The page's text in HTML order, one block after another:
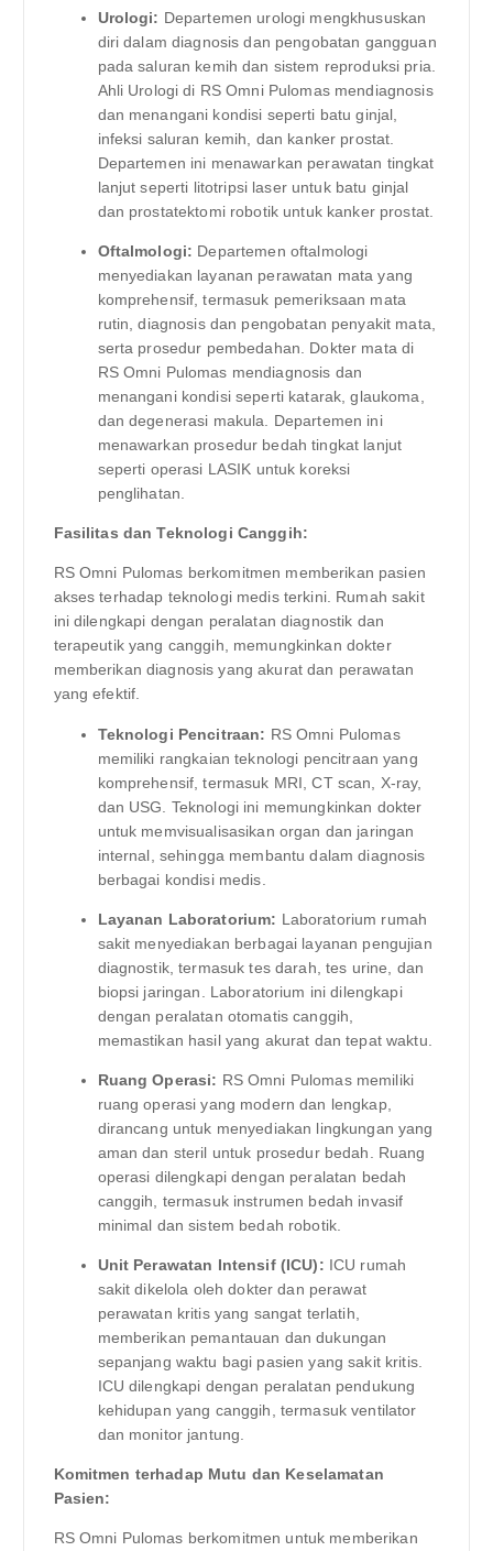
Urologi: Departemen urologi mengkhususkan
diri dalam diagnosis dan pengobatan gangguan
pada saluran kemih dan sistem reproduksi pria.
Ahli Urologi di RS Omni Pulomas mendiagnosis
dan menangani kondisi seperti batu ginjal,
infeksi saluran kemih, dan kanker prostat.
Departemen ini menawarkan perawatan tingkat
lanjut seperti litotripsi laser untuk batu ginjal
dan prostatektomi robotik untuk kanker prostat.
Oftalmologi: Departemen oftalmologi
menyediakan layanan perawatan mata yang
komprehensif, termasuk pemeriksaan mata
rutin, diagnosis dan pengobatan penyakit mata,
serta prosedur pembedahan. Dokter mata di
RS Omni Pulomas mendiagnosis dan
menangani kondisi seperti katarak, glaukoma,
dan degenerasi makula. Departemen ini
menawarkan prosedur bedah tingkat lanjut
seperti operasi LASIK untuk koreksi
penglihatan.
Fasilitas dan Teknologi Canggih:
RS Omni Pulomas berkomitmen memberikan pasien
akses terhadap teknologi medis terkini. Rumah sakit
ini dilengkapi dengan peralatan diagnostik dan
terapeutik yang canggih, memungkinkan dokter
memberikan diagnosis yang akurat dan perawatan
yang efektif.
Teknologi Pencitraan: RS Omni Pulomas
memiliki rangkaian teknologi pencitraan yang
komprehensif, termasuk MRI, CT scan, X-ray,
dan USG. Teknologi ini memungkinkan dokter
untuk memvisualisasikan organ dan jaringan
internal, sehingga membantu dalam diagnosis
berbagai kondisi medis.
Layanan Laboratorium: Laboratorium rumah
sakit menyediakan berbagai layanan pengujian
diagnostik, termasuk tes darah, tes urine, dan
biopsi jaringan. Laboratorium ini dilengkapi
dengan peralatan otomatis canggih,
memastikan hasil yang akurat dan tepat waktu.
Ruang Operasi: RS Omni Pulomas memiliki
ruang operasi yang modern dan lengkap,
dirancang untuk menyediakan lingkungan yang
aman dan steril untuk prosedur bedah. Ruang
operasi dilengkapi dengan peralatan bedah
canggih, termasuk instrumen bedah invasif
minimal dan sistem bedah robotik.
Unit Perawatan Intensif (ICU): ICU rumah
sakit dikelola oleh dokter dan perawat
perawatan kritis yang sangat terlatih,
memberikan pemantauan dan dukungan
sepanjang waktu bagi pasien yang sakit kritis.
ICU dilengkapi dengan peralatan pendukung
kehidupan yang canggih, termasuk ventilator
dan monitor jantung.
Komitmen terhadap Mutu dan Keselamatan
Pasien:
RS Omni Pulomas berkomitmen untuk memberikan